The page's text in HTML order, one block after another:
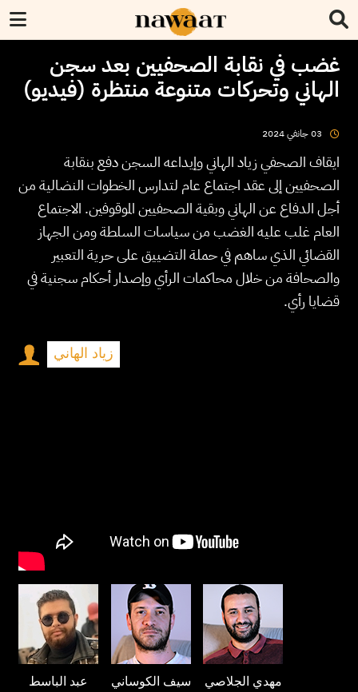
غضب في نقابة الصحفيين بعد سجن
الهاني وتحركات متنوعة منتظرة (فيديو)
03جانفي2024
ايقاف الصحفي زياد الهاني وإيداعه السجن دفع بنقابة
الصحفيين إلى عقد اجتماع عام لتدارس الخطوات النضالية من
أجل الدفاع عن الهاني وبقية الصحفيين الموقوفين. الاجتماع
العام غلب عليه الغضب من سياسات السلطة ومن الجهاز
القضائي الذي ساهم في حملة التضييق على حرية التعبير
والصحافة من خلال محاكمات الرأي وإصدار أحكام سجنية في
قضايا رأي.
زياد الهاني
عبد الباسط
سيف الكوساني مهدي الجلاصي